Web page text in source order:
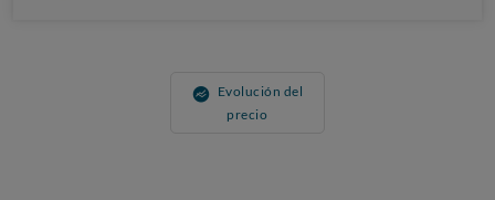
Evolución del
precio